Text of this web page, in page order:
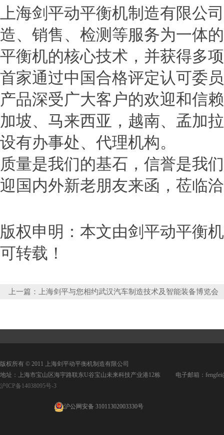
上海剑平动平衡机制造有限公
造、销售、检测等服务为一体
平衡机的核心技术，并获得多
首家通过中国合格评定认可委
产品深受广大客户的欢迎和信
加坡、马来西亚，越南、孟加
设有办事处、代理机构。
质量是我们的基石，信誉是我
迎国内外新老朋友来函，莅临
版权申明：本文由剑平动平衡
可转载！
上一篇： 上海剑平与您相约武汉汽车制造技术及智能装备博览会
版权所有 © 2011 上海剑平动平衡机制造有限公司
地址：上海市宝山区海宇路联东U谷宝山未来科技产业港12栋 电子邮箱：
沪ICP备14038095号-3
沪公网安备 31011302003330号